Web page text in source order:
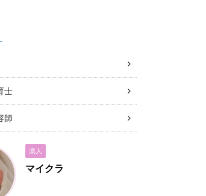
士
師
凛人
マイクラ